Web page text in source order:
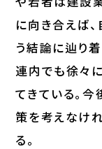
に向き合えば
う結論に辿り
連内でも徐々
てきている。
策を考えなけ
る。